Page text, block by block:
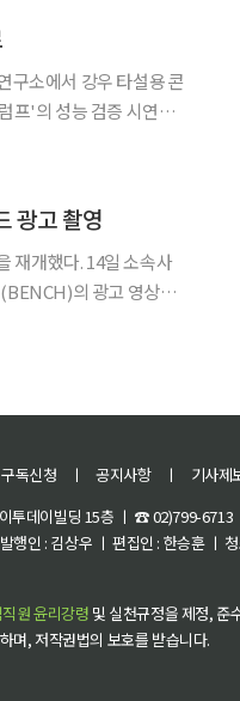
구소에서 강우 타설용 콘
프'의 성능 검증 시연회
광고 촬영
14일 소속사
의 광고 영상과
구독신청 ㅣ 공지사항 ㅣ 기사제
투데이빌딩 15층 ㅣ ☎ 02)799-6713
인 : 김상우 ㅣ 편집인 : 한승훈 ㅣ
직원 윤리강령 및 실천규정을 제정, 준
며, 저작권법의 보호를 받습니다.